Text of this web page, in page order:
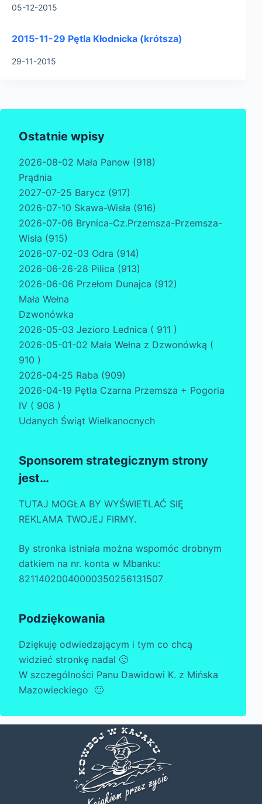
05-12-2015
2015-11-29 Pętla Kłodnicka (krótsza)
29-11-2015
Ostatnie wpisy
2026-08-02 Mała Panew (918)
Prądnia
2027-07-25 Barycz (917)
2026-07-10 Skawa-Wisła (916)
2026-07-06 Brynica-Cz.Przemsza-Przemsza-
Wisła (915)
2026-07-02-03 Odra (914)
2026-06-26-28 Pilica (913)
2026-06-06 Przełom Dunajca (912)
Mała Wełna
Dzwonówka
2026-05-03 Jezioro Lednica ( 911 )
2026-05-01-02 Mała Wełna z Dzwonówką (
910 )
2026-04-25 Raba (909)
2026-04-19 Pętla Czarna Przemsza + Pogoria
IV ( 908 )
Udanych Świąt Wielkanocnych
Sponsorem strategicznym strony
jest…
TUTAJ MOGŁA BY WYŚWIETLAĆ SIĘ
REKLAMA TWOJEJ FIRMY.
By stronka istniała można wspomóc drobnym
datkiem na nr. konta w Mbanku:
82114020040000350256131507
Podziękowania
Dziękuję odwiedzającym i tym co chcą
widzieć stronkę nadal 🙂
W szczególności Panu Dawidowi K. z Mińska
Mazowieckiego 🙂